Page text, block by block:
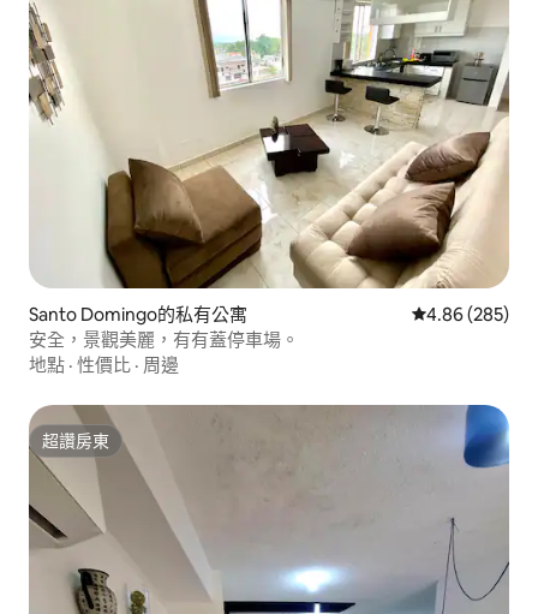
Santo Domingo的私有公寓 從 285 則評價
4.86 (285)
安全，景觀美麗，有有蓋停車場。
地點 · 性價比 · 周邊
超讚房東
超讚房東